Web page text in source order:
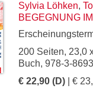
Sylvia Löhken,
BEGEGNUNG
200 Seiten, 23,0
Buch, 978-3-
€ 22,90 (D) | €